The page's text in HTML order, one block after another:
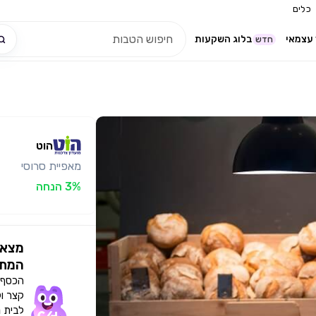
כלים
בלוג השקעות חדש
הוט
מאפיית סרוסי
3% הנחה
הכסף
קצר